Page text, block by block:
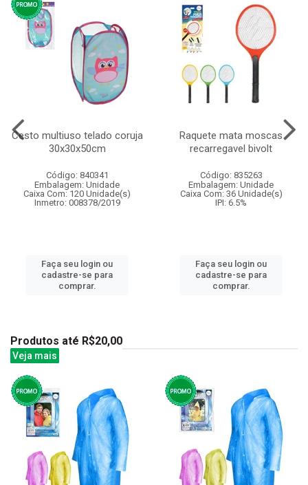
Cesto multiuso telado coruja
30x30x50cm
Código: 840341
Embalagem: Unidade
Caixa Com: 120 Unidade(s)
Inmetro: 008378/2019
Faça seu login ou
cadastre-se para
comprar.
Raquete mata moscas
recarregavel bivolt
Código: 835263
Embalagem: Unidade
Caixa Com: 36 Unidade(s)
IPI: 6.5%
Faça seu login ou
cadastre-se para
comprar.
Produtos até R$20,00
Veja mais